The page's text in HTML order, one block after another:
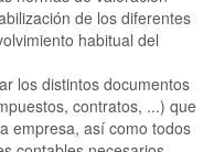
de los diferentes
habitual del
los distintos documentos
contratos, ...) que
empresa, así como todos